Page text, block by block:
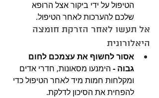
הטיפול על ידי ביקור אצל הרופא
שלכם להערכות לאחר הטיפול.
אל תעשו לאחר הזרקת חומצה
היאלורונית
אסור לחשוף את עצמכם לחום
גבוה - הימנעו מסאונות, חדרי אדים
ומקלחות חמות מיד לאחר הטיפול כדי
להפחית את הסיכון לדלקת.